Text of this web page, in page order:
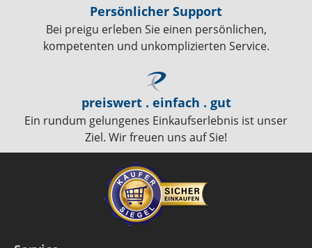
Persönlicher Support
Bei preigu erleben Sie einen persönlichen,
kompetenten und unkomplizierten Service.
preiswert . einfach . gut
Ein rundum gelungenes Einkaufserlebnis ist unser
Ziel. Wir freuen uns auf Sie!